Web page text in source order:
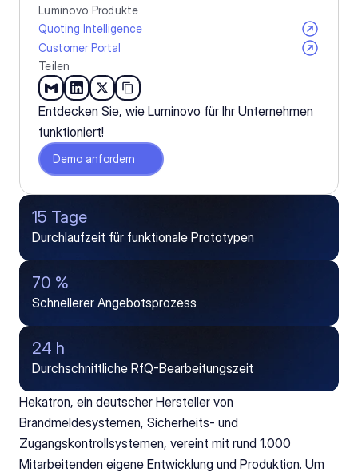
Luminovo Produkte
Quoting Intelligence
Customer Portal
Teilen
Entdecken Sie, wie Luminovo für Ihr Unternehmen
funktioniert!
Demo anfordern
15 Tage
Durchlaufzeit für funktionale Prototypen
70 %
Schnellerer Angebotsprozess
24 h
Durchschnittliche RfQ-Bearbeitungszeit
Hekatron, ein deutscher Hersteller von
Brandmeldesystemen, Sicherheits- und
Zugangskontrollsystemen, vereint mit rund 1.000
Mitarbeitenden eigene Entwicklung und Produktion. Um